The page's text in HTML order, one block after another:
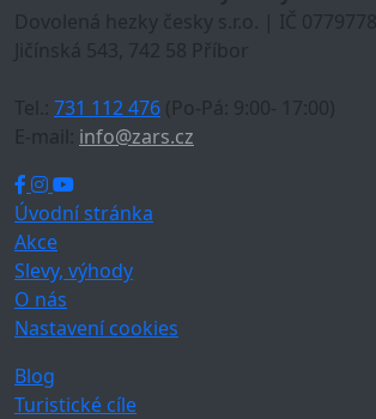
Dovolená hezky česky s.r.o. | IČ 07797788
Jičínská 543, 742 58 Příbor
Tel.: 731 112 476 (Po-Pá: 9:00- 17:00)
E-mail: info@zars.cz
Úvodní stránka
Akce
Slevy, výhody
O nás
Nastavení cookies
Blog
Turistické cíle